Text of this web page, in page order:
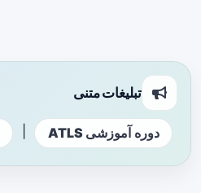
تبلیغات متنی
دوره آموزشی ATLS